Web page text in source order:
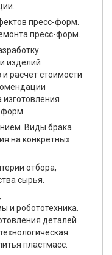
пресс-форм.
пресс-форм.
изделий
расчет стоимости
изготовления
Виды брака
на конкретных
отбора,
сырья.
и робототехника.
деталей
пластмасс.